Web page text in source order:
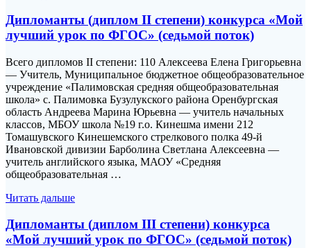
Дипломанты (диплом II степени) конкурса «Мой
лучший урок по ФГОС» (седьмой поток)
Всего дипломов II степени: 110 Алексеева Елена Григорьевна
— Учитель, Муниципальное бюджетное общеобразовательное
учреждение «Палимовская средняя общеобразовательная
школа» с. Палимовка Бузулукского района Оренбургская
область Андреева Марина Юрьевна — учитель начальных
классов, МБОУ школа №19 г.о. Кинешма имени 212
Томашувского Кинешемского стрелкового полка 49-й
Ивановской дивизии Барболина Светлана Алексеевна —
учитель английского языка, МАОУ «Средняя
общеобразовательная …
Читать дальше
Дипломанты (диплом III степени) конкурса
«Мой лучший урок по ФГОС» (седьмой поток)